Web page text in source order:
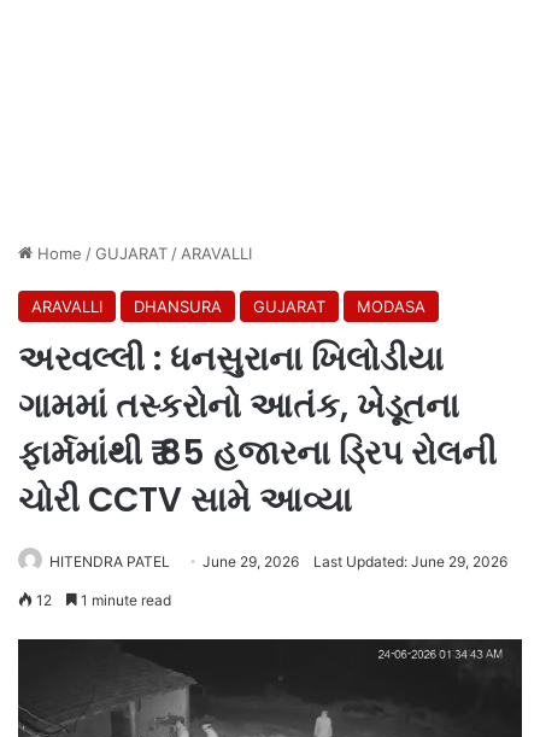
Home /GUJARAT / ARAVALLI
ARAVALLI DHANSURA GUJARAT MODASA
અરવલ્લી : ધનસુરાના ખિલોડીયા
ગામમાં તસ્કરોનો આતંક, ખેડૂતના
ફાર્મમાંથી ₹ 85 હજારના ડ્રિપ રોલની
ચોરી CCTV સામે આવ્યા
HITENDRA PATEL June 29, 2026 Last Updated: June 29, 2026
12 1 minute read